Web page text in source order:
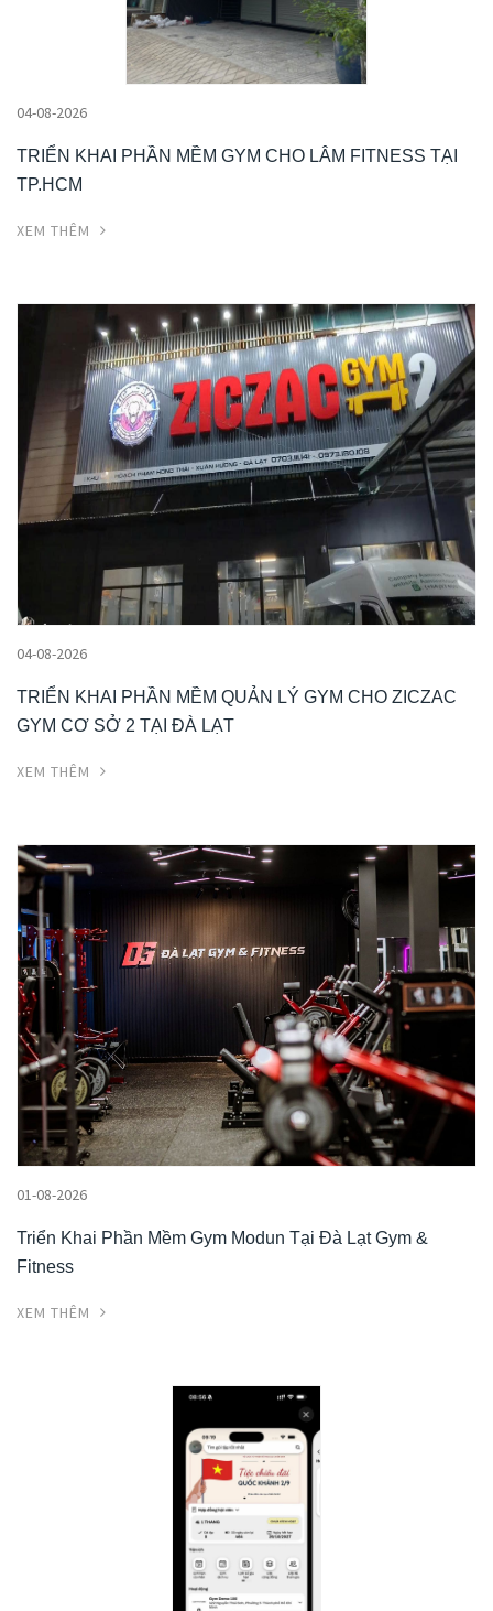
04-08-2026
TRIỂN KHAI PHẦN MỀM GYM CHO LÂM FITNESS TẠI
TP.HCM
XEM THÊM
04-08-2026
TRIỂN KHAI PHẦN MỀM QUẢN LÝ GYM CHO ZICZAC
GYM CƠ SỞ 2 TẠI ĐÀ LẠT
XEM THÊM
01-08-2026
Triển Khai Phần Mềm Gym Modun Tại Đà Lạt Gym &
Fitness
XEM THÊM